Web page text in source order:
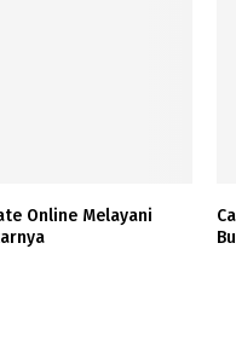
Online Melayani